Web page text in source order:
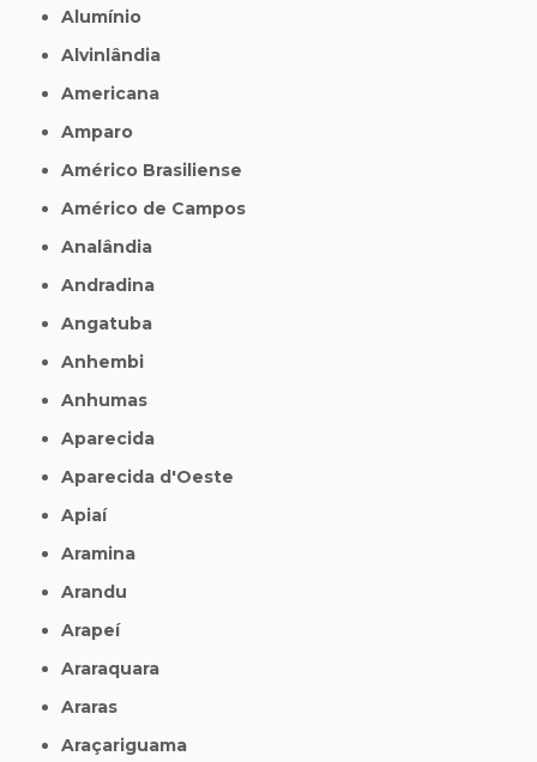
Alumínio
Alvinlândia
Americana
Amparo
Américo Brasiliense
Américo de Campos
Analândia
Andradina
Angatuba
Anhembi
Anhumas
Aparecida
Aparecida d'Oeste
Apiaí
Aramina
Arandu
Arapeí
Araraquara
Araras
Araçariguama